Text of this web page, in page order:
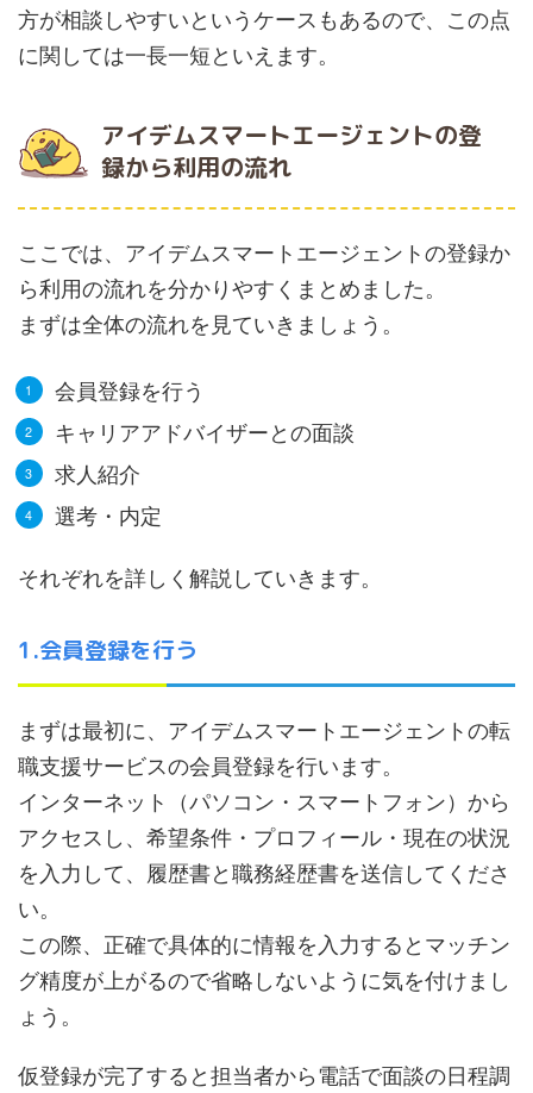
方が相談しやすいというケースもあるので、この点
に関しては一長一短といえます。
アイデムスマートエージェントの登
録から利用の流れ
ここでは、アイデムスマートエージェントの登録か
ら利用の流れを分かりやすくまとめました。
まずは全体の流れを見ていきましょう。
会員登録を行う
キャリアアドバイザーとの面談
求人紹介
選考・内定
それぞれを詳しく解説していきます。
1.会員登録を行う
まずは最初に、アイデムスマートエージェントの転
職支援サービスの会員登録を行います。
インターネット（パソコン・スマートフォン）から
アクセスし、希望条件・プロフィール・現在の状況
を入力して、履歴書と職務経歴書を送信してくださ
い。
この際、正確で具体的に情報を入力するとマッチン
グ精度が上がるので省略しないように気を付けまし
ょう。
仮登録が完了すると担当者から電話で面談の日程調